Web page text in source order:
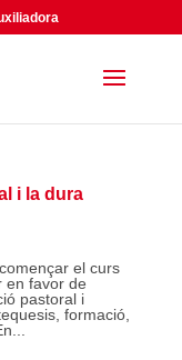
i la dura
el curs
en favor de
pastoral i
formació,